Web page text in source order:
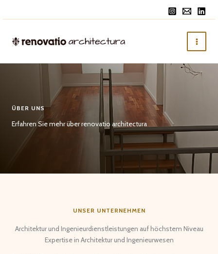
ÜBER UNS
Erfahren Sie mehr über renovatio architectura
UNSER UNTERNEHMEN
Architektur und Ingenieurdienstleistungen auf höchstem Niveau
Expertise in Architektur und Ingenieurwesen